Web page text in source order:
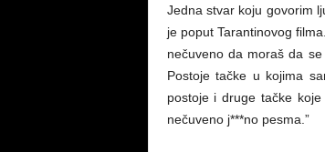
Jedna stvar koju govorim
je poput Tarantinovog
nečuveno da moraš da
Postoje tačke u kojima
postoje i druge tačke
nečuveno j***no pesma.”